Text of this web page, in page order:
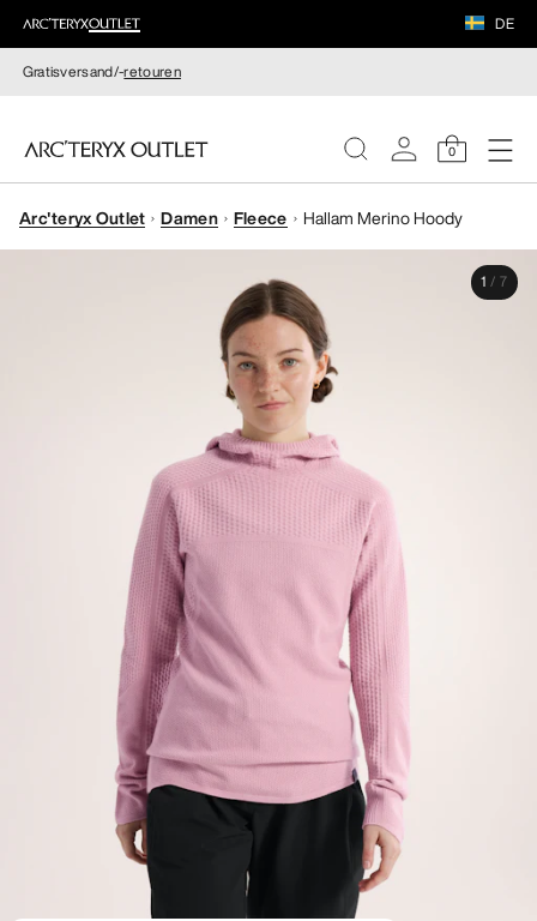
DE
Gratisversand/-retouren
0
DAMEN
Arc'teryx Outlet Damen Fleece Hallam Merino Hoody
1 / 7